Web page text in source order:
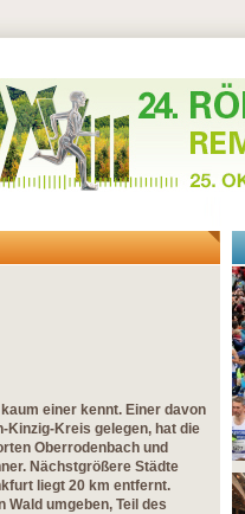
einer kennt. Einer davon
Kinzig-Kreis gelegen, hat die
Oberrodenbach und
Nächstgrößere Städte
liegt 20 km entfernt.
umgeben, Teil des